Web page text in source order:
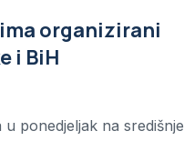
organizirani
i BiH
ponedjeljak na